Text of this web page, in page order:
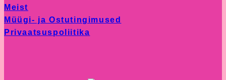
Meist
Müügi- ja Ostutingimused
Privaatsuspoliitika